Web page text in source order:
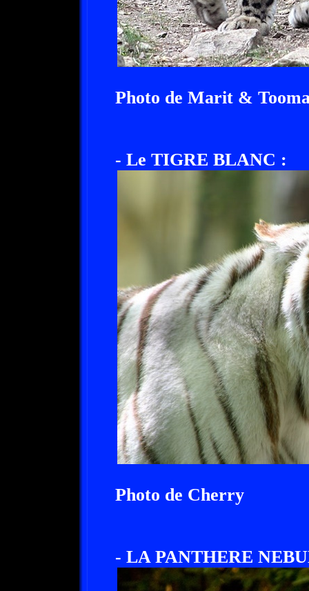
Photo de Marit &
- Le TIGRE BLANC :
Photo de Cherry
- LA PANTHERE